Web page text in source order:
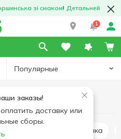
зі смаком! Детальней
1
Популярные
заказы!
доставку или
сборы.
Мясо и колбасные изделия
Мясные изделия
Грудинка